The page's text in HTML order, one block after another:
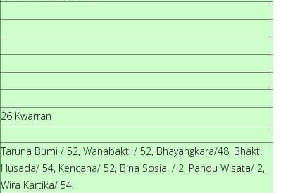
26 Kwarran
Taruna Bumi / 52, Wanabakti / 52, Bhayangkara/48, Bhakti
Husada/ 54, Kencana/ 52, Bina Sosial / 2, Pandu Wisata/ 2,
Wira Kartika/ 54.